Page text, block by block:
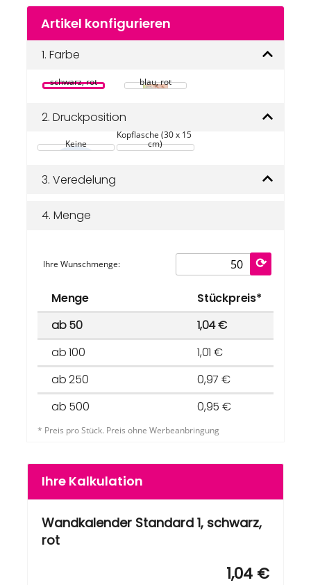
Zum
Anfang
Bildgalerie
Artikel konfigurieren
1. Farbe
schwarz, rot blau, rot
2. Druckposition
Keine
Kopflasche (30 x 15
cm)
3. Veredelung
4. Menge
Ihre Wunschmenge:
Menge
Stückpreis*
ab 50
1,04 €
ab 100
1,01 €
ab 250
0,97 €
ab 500
0,95 €
* Preis pro Stück. Preis ohne Werbeanbringung
Ihre Kalkulation
Wandkalender Standard 1, schwarz,
rot
1,04 €